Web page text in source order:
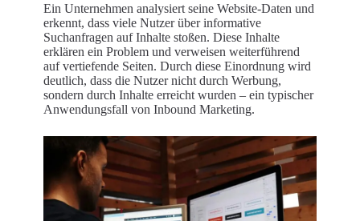
Ein Unternehmen analysiert seine Website-Daten und
erkennt, dass viele Nutzer über informative
Suchanfragen auf Inhalte stoßen. Diese Inhalte
erklären ein Problem und verweisen weiterführend
auf vertiefende Seiten. Durch diese Einordnung wird
deutlich, dass die Nutzer nicht durch Werbung,
sondern durch Inhalte erreicht wurden – ein typischer
Anwendungsfall von Inbound Marketing.